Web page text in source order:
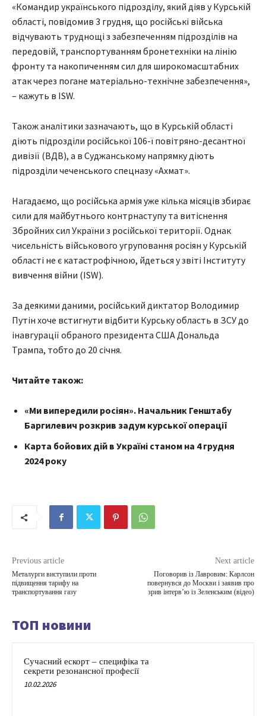
«Командир українського підрозділу, який діяв у Курській
області, повідомив 3 грудня, що російські війська
відчувають труднощі з забезпеченням підрозділів на
передовій, транспортуванням бронетехніки на лінію
фронту та накопиченням сил для широкомасштабних
атак через погане матеріально-технічне забезпечення»,
– кажуть в ISW.
Також аналітики зазначають, що в Курській області
діють підрозділи російської 106-ї повітряно-десантної
дивізії (ВДВ), а в Суджанському напрямку діють
підрозділи чеченського спецназу «Ахмат».
Нагадаємо, що російська армія уже кілька місяців збирає
сили для майбутнього контрнаступу та витіснення
Збройних сил України з російської території. Однак
чисельність військового угруповання росіян у Курській
області не є катастрофічною, йдеться у звіті Інституту
вивчення війни (ISW).
За деякими даними, російський диктатор Володимир
Путін хоче встигнути відбити Курську область в ЗСУ до
інавгурації обраного президента США Дональда
Трампа, тобто до 20 січня.
Читайте також:
«Ми випередили росіян». Начальник Генштабу
Баргилевич розкрив задум курської операції
Карта бойових дій в Україні станом на 4 грудня
2024 року
Previous article
Металурги виступили проти
підвищення тарифу на
транспортування газу
Next article
Поговорив із Лавровим: Карлсон
повернувся до Москви і заявив про
зрив інтерв’ю із Зеленським (відео)
ТОП новини
Сучасний ескорт – специфіка та
секрети резонансної професії
10.02.2026